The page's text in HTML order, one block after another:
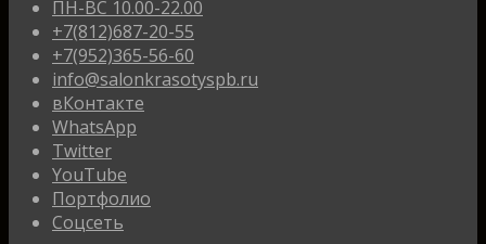
ПН-ВС 10.00-22.00
+7(812)687-20-55
+7(952)365-56-60
info@salonkrasotyspb.ru
вКонтакте
WhatsApp
Twitter
YouTube
Портфолио
Соцсеть